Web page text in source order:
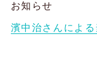
お知らせ